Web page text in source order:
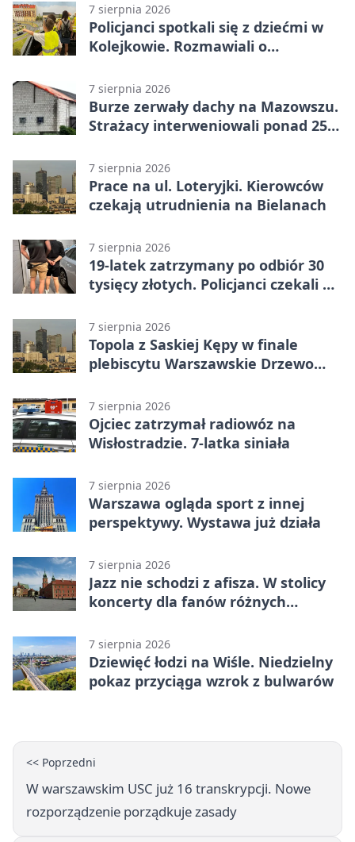
7 sierpnia 2026
Policjanci spotkali się z dziećmi w
Kolejkowie. Rozmawiali o
7 sierpnia 2026
Burze zerwały dachy na Mazowszu.
Strażacy interweniowali ponad 250
7 sierpnia 2026
Prace na ul. Loteryjki. Kierowców
czekają utrudnienia na Bielanach
7 sierpnia 2026
19-latek zatrzymany po odbiór 30
tysięcy złotych. Policjanci czekali w
7 sierpnia 2026
Topola z Saskiej Kępy w finale
plebiscytu Warszawskie Drzewo
7 sierpnia 2026
Ojciec zatrzymał radiowóz na
Wisłostradzie. 7-latka siniała
7 sierpnia 2026
Warszawa ogląda sport z innej
perspektywy. Wystawa już działa
7 sierpnia 2026
Jazz nie schodzi z afisza. W stolicy
koncerty dla fanów różnych
7 sierpnia 2026
Dziewięć łodzi na Wiśle. Niedzielny
pokaz przyciąga wzrok z bulwarów
<< Poprzedni
W warszawskim USC już 16 transkrypcji. Nowe
rozporządzenie porządkuje zasady